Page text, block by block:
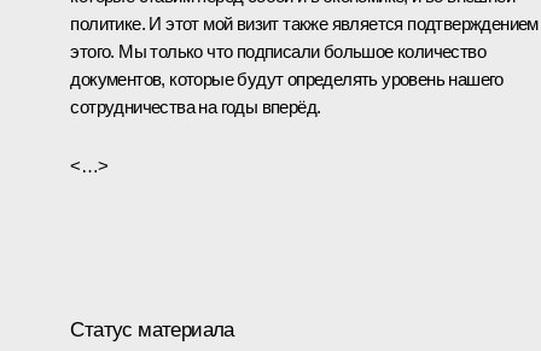
политике. И этот мой визит также является подтверждением
этого. Мы только что подписалибольшое количество
документов, которые будут определять уровень нашего
сотрудничества на годы вперёд.
<…>
Статус материала